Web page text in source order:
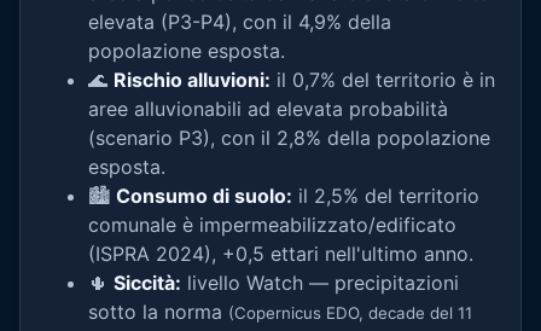
elevata (P3-P4), con il 4,9% della
popolazione esposta.
🌊 Rischio alluvioni: il 0,7% del territorio è in
aree alluvionabili ad elevata probabilità
(scenario P3), con il 2,8% della popolazione
esposta.
🏙️ Consumo di suolo: il 2,5% del territorio
comunale è impermeabilizzato/edificato
(ISPRA 2024), +0,5 ettari nell'ultimo anno.
🌵 Siccità: livello Watch — precipitazioni
sotto la norma (Copernicus EDO, decade del 11